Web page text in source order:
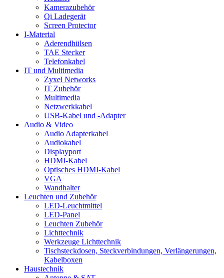
Kamerazubehör
Qi Ladegerät
Screen Protector
I-Material
Aderendhülsen
TAE Stecker
Telefonkabel
IT und Multimedia
Zyxel Networks
IT Zubehör
Multimedia
Netzwerkkabel
USB-Kabel und -Adapter
Audio & Video
Audio Adapterkabel
Audiokabel
Displayport
HDMI-Kabel
Optisches HDMI-Kabel
VGA
Wandhalter
Leuchten und Zubehör
LED-Leuchtmittel
LED-Panel
Leuchten Zubehör
Lichttechnik
Werkzeuge Lichttechnik
Tischsteckdosen, Steckverbindungen, Verlängerungen,
Kabelboxen
Haustechnik